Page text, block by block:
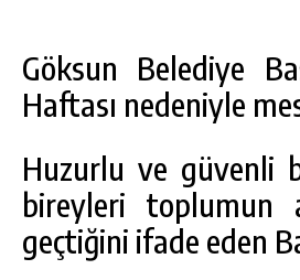
Göksun Belediye
Haftası nedeniyle
Huzurlu ve güvenli
bireyleri toplumun
geçtiğini ifade eden
GÖKSUN HAFIZLIK KIZ
ÖĞRENCILERINE